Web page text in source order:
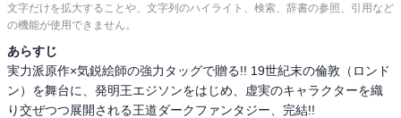
文字だけを拡大することや、文字列のハイライト、検索、辞書の参照、引用など
の機能が使用できません。
あらすじ
実力派原作×気鋭絵師の強力タッグで贈る!! 19世紀末の倫敦（ロンド
ン）を舞台に、発明王エジソンをはじめ、虚実のキャラクターを織
り交ぜつつ展開される王道ダークファンタジー、完結!!